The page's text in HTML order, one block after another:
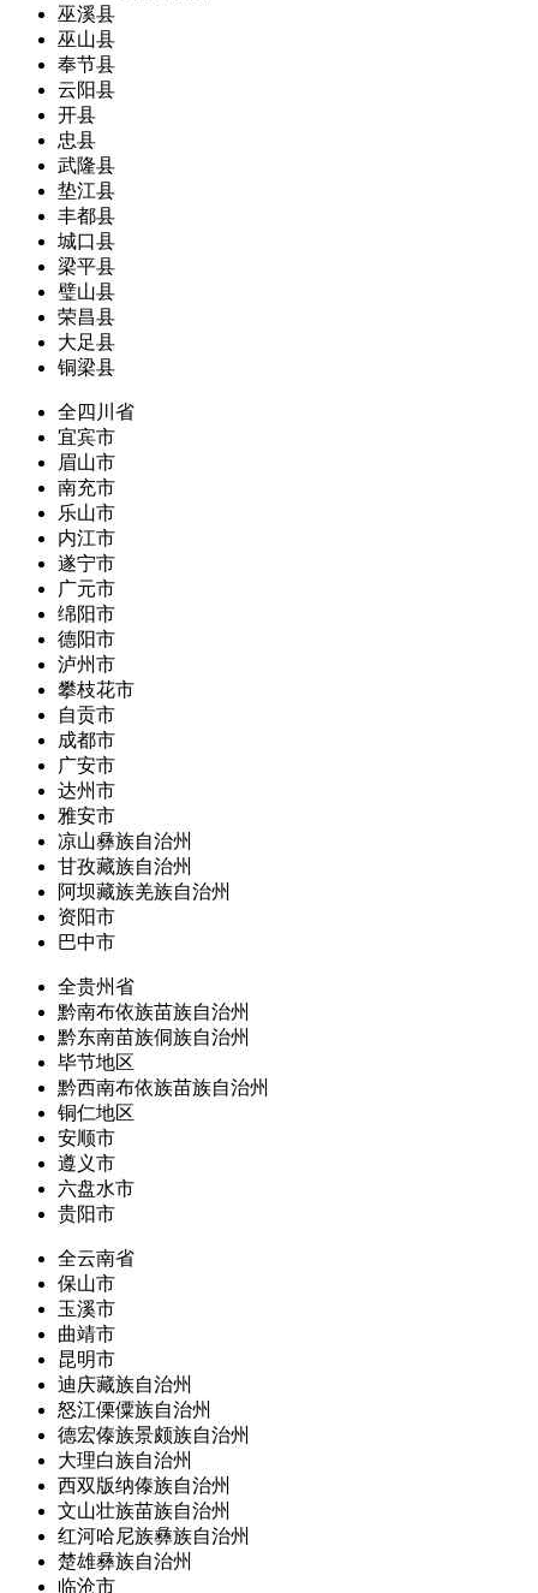
巫溪县
巫山县
奉节县
云阳县
开县
忠县
武隆县
垫江县
丰都县
城口县
梁平县
璧山县
荣昌县
大足县
铜梁县
全四川省
宜宾市
眉山市
南充市
乐山市
内江市
遂宁市
广元市
绵阳市
德阳市
泸州市
攀枝花市
自贡市
成都市
广安市
达州市
雅安市
凉山彝族自治州
甘孜藏族自治州
阿坝藏族羌族自治州
资阳市
巴中市
全贵州省
黔南布依族苗族自治州
黔东南苗族侗族自治州
毕节地区
黔西南布依族苗族自治州
铜仁地区
安顺市
遵义市
六盘水市
贵阳市
全云南省
保山市
玉溪市
曲靖市
昆明市
迪庆藏族自治州
怒江傈僳族自治州
德宏傣族景颇族自治州
大理白族自治州
西双版纳傣族自治州
文山壮族苗族自治州
红河哈尼族彝族自治州
楚雄彝族自治州
临沧市